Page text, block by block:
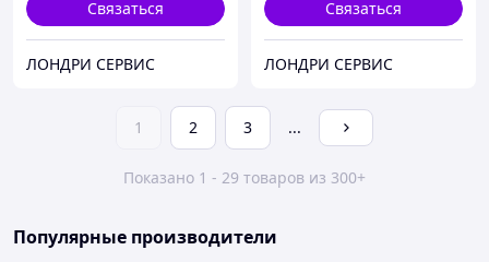
Связаться
ЛОНДРИ СЕРВИС
Связаться
ЛОНДРИ СЕРВИС
1 2 3 ...
Показано 1 - 29 товаров из 300+
Популярные производители